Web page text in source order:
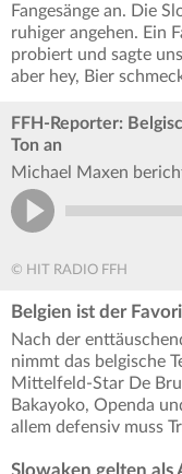
Fangesänge an. Die
ruhiger angehen. Ein
probiert und sagte
aber hey, Bier
FFH-Reporter:
Ton an
Michael Maxen
© HIT RADIO FFH
Belgien ist der
Nach der
nimmt das belgische
Mittelfeld-Star De
Bakayoko, Openda
allem defensiv muss
Slowaken gelten als